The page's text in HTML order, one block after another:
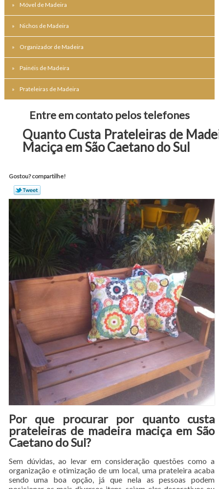
Móvel de Madeira
Nichos de Madeira
Organizador de Madeira
Painéis de Madeira
Prateleiras de Madeira
Entre em contato pelos telefones
Quanto Custa Prateleiras de
Maciça em São Caetano do Sul
Gostou? compartilhe!
Por que procurar por quanto custa
prateleiras de madeira maciça em São
Caetano do Sul?
Sem dúvidas, ao levar em consideração questões como a
organização e otimização de um local, uma prateleira acaba
sendo uma boa opção, já que nela as pessoas podem